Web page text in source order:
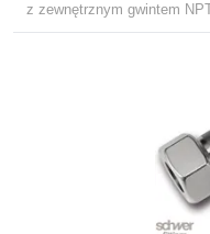
z zewnętrznym gwintem